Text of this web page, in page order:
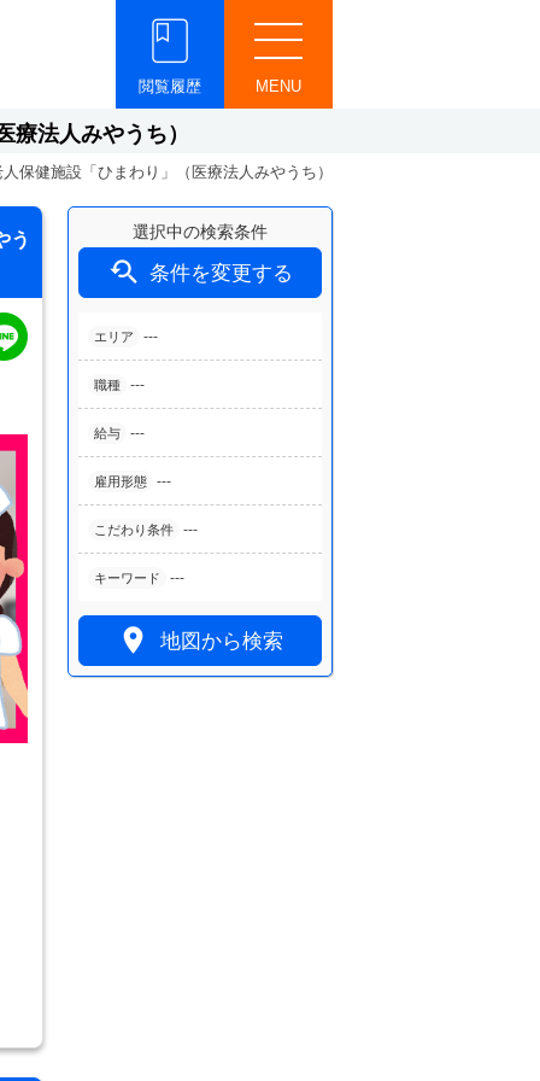
MENU
閲覧履歴
法人みやうち）
保健施設「ひまわり」（医療法人みやうち）
選択中の検索条件
 条件を変更する
エリア ---
職種 ---
給与 ---
雇用形態 ---
こだわり条件 ---
キーワード ---
 地図から検索
う